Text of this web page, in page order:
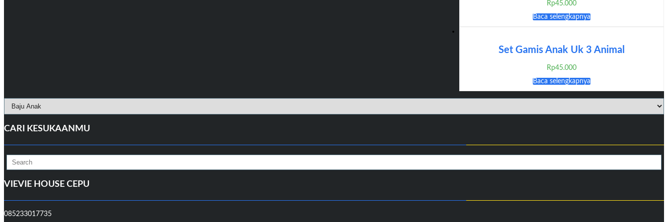
Rp45.000
Baca selengkapnya
Set Gamis Anak Uk 3 Animal
Rp45.000
Baca selengkapnya
CARI KESUKAANMU
Search
VIEVIE HOUSE CEPU
085233017735